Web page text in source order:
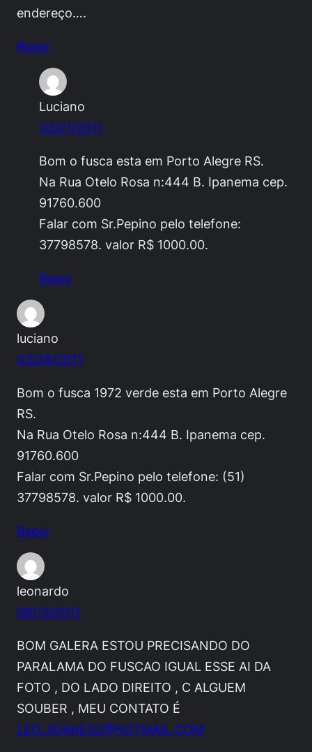
endereço….
Reply
Luciano
03/21/2011
Bom o fusca esta em Porto Alegre RS.
Na Rua Otelo Rosa n:444 B. Ipanema cep.
91760.600
Falar com Sr.Pepino pelo telefone:
37798578. valor R$ 1000.00.
Reply
luciano
03/28/2011
Bom o fusca 1972 verde esta em Porto Alegre
RS.
Na Rua Otelo Rosa n:444 B. Ipanema cep.
91760.600
Falar com Sr.Pepino pelo telefone: (51)
37798578. valor R$ 1000.00.
Reply
leonardo
09/13/2011
BOM GALERA ESTOU PRECISANDO DO
PARALAMA DO FUSCAO IGUAL ESSE AI DA
FOTO , DO LADO DIREITO , C ALGUEM
SOUBER , MEU CONTATO É
LEO_SOARES2@HOTMAIL.COM